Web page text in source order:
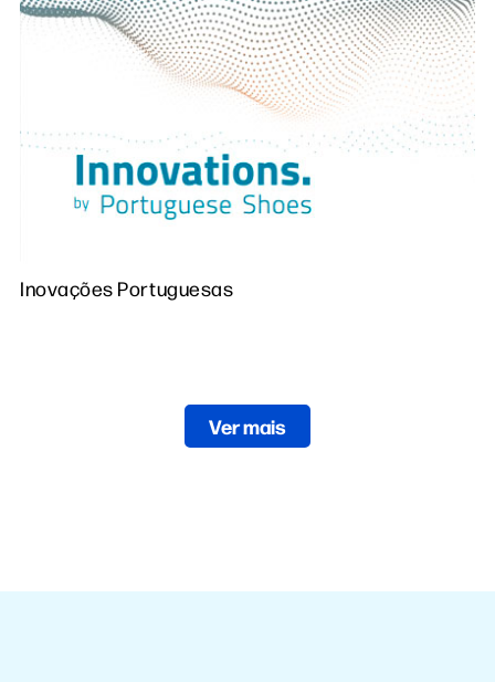
Inovações Portuguesas
Ver mais